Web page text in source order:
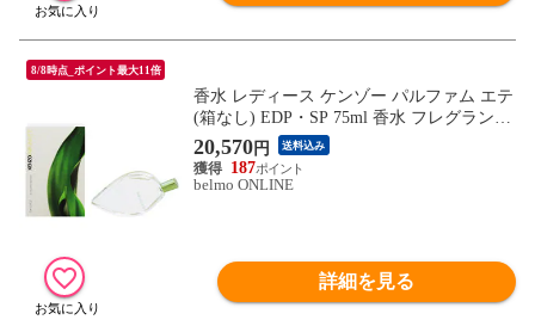
8/8時点_ポイント最大11倍
香水 レディース ケンゾー パルファム エテ
(箱なし) EDP・SP 75ml 香水 フレグランス
PARFUM DETE KENZO 新品 未使用
20,570円 送料込み
187
belmo ONLINE
詳細を見る